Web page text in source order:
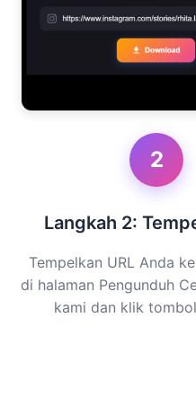
2
Langkah 2:
Tempelkan URL Anda
di halaman Pengunduh
kami dan klik